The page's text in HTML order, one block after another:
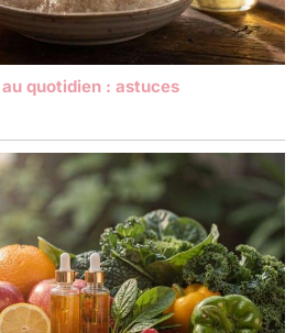
quotidien : astuces